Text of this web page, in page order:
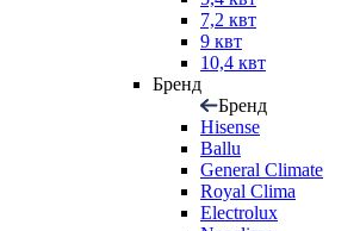
7,2 квт
9 квт
10,4 квт
Бренд
Бренд
Hisense
Ballu
General Climate
Royal Clima
Electrolux